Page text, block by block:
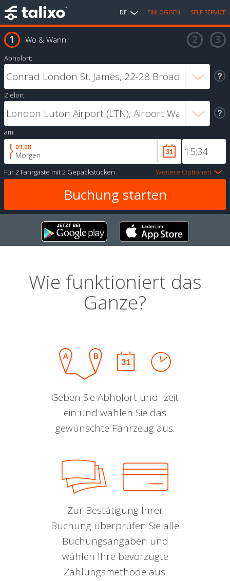
DE EINLOGGEN SELF SERVICE
Wo & Wann
Abholort:
Zielort:
am:
09.08
Morgen
Für2 Fahrgäste mit2 Gepäckstücken Weitere Optionen
Wie funktioniert das
Ganze?
Geben Sie Abholort und -zeit
ein und wählen Sie das
gewünschte Fahrzeug aus.
Zur Bestätigung Ihrer
Buchung überprüfen Sie alle
Buchungsangaben und
wählen Ihre bevorzugte
Zahlungsmethode aus.